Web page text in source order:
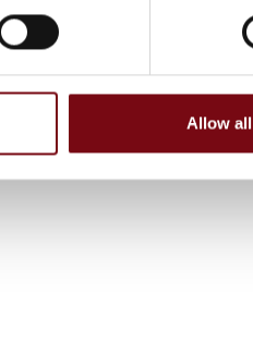
Allow all